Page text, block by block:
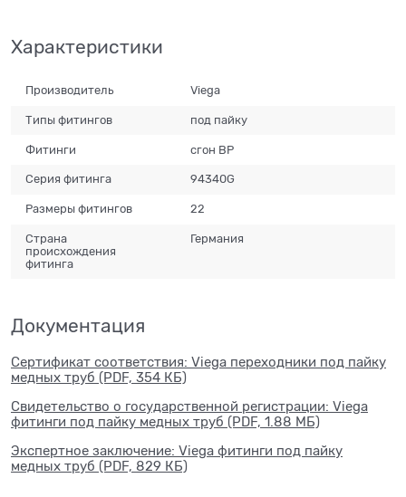
Характеристики
Производитель Viega
Типы фитингов под пайку
Фитинги сгон ВР
Серия фитинга 94340G
Размеры фитингов 22
Страна
происхождения
фитинга
Германия
Документация
Сертификат соответствия: Viega переходники под пайку
медных труб (PDF, 354 КБ)
Свидетельство о государственной регистрации: Viega
фитинги под пайку медных труб (PDF, 1.88 МБ)
Экспертное заключение: Viega фитинги под пайку
медных труб (PDF, 829 КБ)